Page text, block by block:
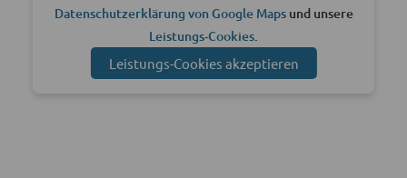
Datenschutzerklärung von Google Mapsund unsere
Leistungs-Cookies
Leistungs-Cookies akzeptieren